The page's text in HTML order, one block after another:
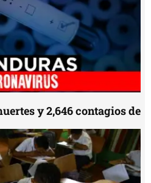
y 2,646 contagios de